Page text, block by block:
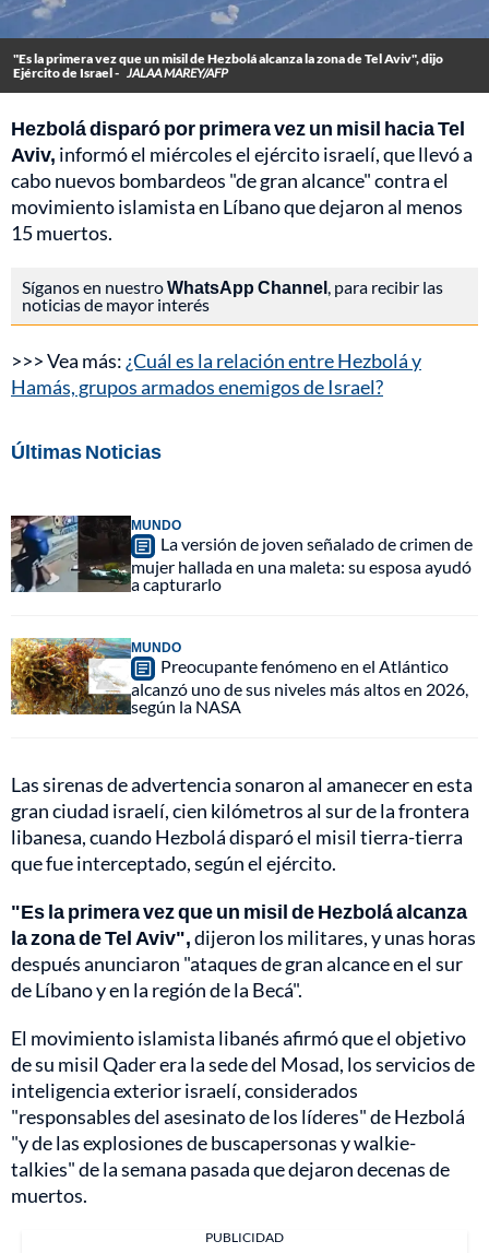
"Es la primera vez que un misil de Hezbolá alcanza la zona de Tel Aviv", dijo
Ejército de Israel - JALAA MAREY/AFP
Hezbolá disparó por primera vez un misil hacia Tel
Aviv, informó el miércoles el ejército israelí, que llevó a
cabo nuevos bombardeos "de gran alcance" contra el
movimiento islamista en Líbano que dejaron al menos
15 muertos.
Síganos en nuestroWhatsApp Channel, para recibir las
noticias de mayor interés
>>> Vea más: ¿Cuál es la relación entre Hezbolá y
Hamás, grupos armados enemigos de Israel?
Últimas Noticias
MUNDO
La versión de joven señalado de crimen de
mujer hallada en una maleta: su esposa ayudó
a capturarlo
MUNDO
Preocupante fenómeno en el Atlántico
alcanzó uno de sus niveles más altos en 2026,
según la NASA
Las sirenas de advertencia sonaron al amanecer en esta
gran ciudad israelí, cien kilómetros al sur de la frontera
libanesa, cuando Hezbolá disparó el misil tierra-tierra
que fue interceptado, según el ejército.
"Es la primera vez que un misil de Hezbolá alcanza
la zona de Tel Aviv",dijeron los militares, y unas horas
después anunciaron "ataques de gran alcance en el sur
de Líbano y en la región de la Becá".
El movimiento islamista libanés afirmó que el objetivo
de su misil Qader era la sede del Mosad, los servicios de
inteligencia exterior israelí, considerados
"responsables del asesinato de los líderes" de Hezbolá
"y de las explosiones de buscapersonas y walkie-
talkies" de la semana pasada que dejaron decenas de
muertos.
PUBLICIDAD